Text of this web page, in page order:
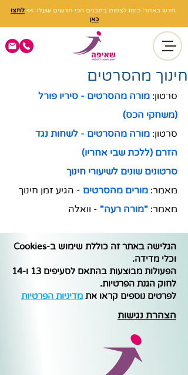
חדש באתר! כנסו לצפות בתכנים הכי חדשים שעלו >> לחצו
כאן
חינוך מהסרטים
סרטון: מורה מהסרטים - סיריו פורל
(משחקי הכס)
סרטון: מורה מהסרטים - לשחות נגד
הזרם (ללכת שבי אחריו)
סרטונים שונים לשיעורי חינוך
מאמר: מורים מהסרטים - הגיע זמן חינוך
מאמר: "מורה רעה" - וואלה
הגלישה באתר זה כוללת שימוש ב-Cookies
וכלי מדידה.
הפעולות מבוצעות בהתאם לסעיפים 13 ו-14
לחוק הגנת הפרטיות.
לפרטים נוספים קראו את מדיניות הפרטיות
הצהרת נגישות